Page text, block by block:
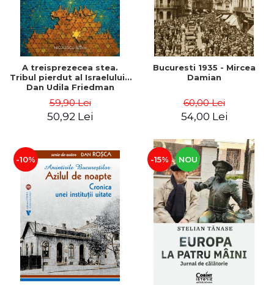
A treisprezecea stea.
Tribul pierdut al Israelului -
Dan Udila Friedman
59,90 Lei
50,92 Lei
Bucuresti 1935 - Mircea
Damian
60,00 Lei
54,00 Lei
-10% -15% NOU